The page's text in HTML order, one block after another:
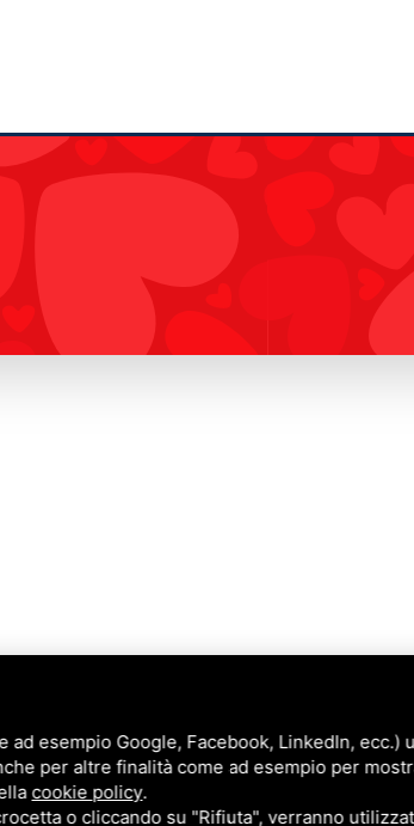
ad esempio Google, Facebook, LinkedIn,
per altre finalità come ad esempio per
cookie policy.
o cliccando su "Rifiuta", verranno
Annunci
Blog